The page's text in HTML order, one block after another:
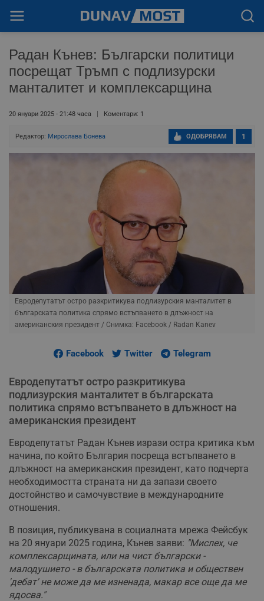
Радан Кънев: Български политици
посрещат Тръмп с подлизурски
манталитет и комплексарщина
20 януари 2025 - 21:48 часа Коментари: 1
Редактор: Мирослава Бонева 1
ОДОБРЯВАМ
Евродепутатът остро разкритикува подлизурския манталитет в
българската политика спрямо встъпването в длъжност на
американския президент / Снимка: Facebook / Radan Kanev
Facebook Twitter Telegram
Евродепутатът остро разкритикува
подлизурския манталитет в българската
политика спрямо встъпването в длъжност на
американския президент
Евродепутатът Радан Кънев изрази остра критика към
начина, по който България посреща встъпването в
длъжност на американския президент, като подчерта
необходимостта страната ни да запази своето
достойнство и самочувствие в международните
отношения.
В позиция, публикувана в социалната мрежа Фейсбук
на 20 януари 2025 година, Кънев заяви: "Мислех, че
комплексарщината, или на чист български -
малодушието - в българската политика и обществен
'дебат' не може да ме изненада, макар все още да ме
ядосва."